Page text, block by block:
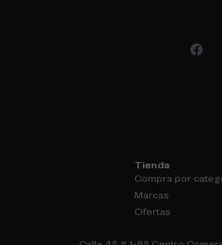
Tienda
Compra por
Marcas
Ofertas